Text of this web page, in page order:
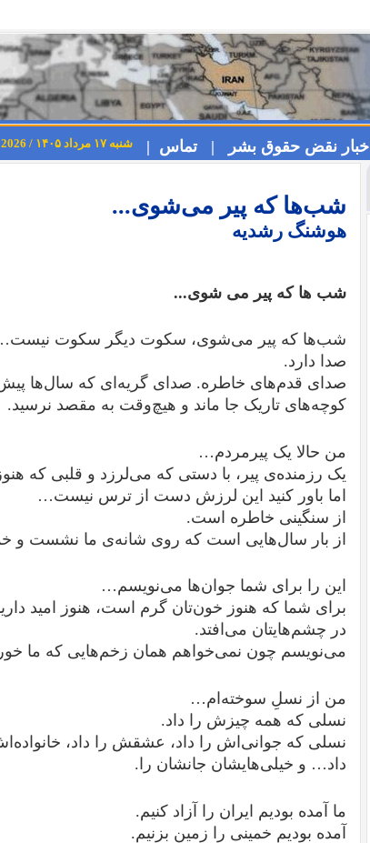
اخبار نقض حقوق بشر | تماس | شنبه ۱۷ مرداد ۱۴۰۵ / Saturday 8th August 2026
شب‌ها که پیر می‌شوی...
هوشنگ رشدیه
شب ها که پیر می شوی...
شب‌ها که پیر می‌شوی، سکوت دیگر سکوت
صدا دارد.
صدای قدم‌های خاطره. صدای گریه‌ای که سال‌ها
کوچه‌های تاریک جا ماند و هیچ‌وقت به مقصد نرسید.
من حالا یک پیرمردم…
یک رزمنده‌ی پیر، با دستی که می‌لرزد و قلبی که
اما باور کنید این لرزش دست از ترس نیست…
از سنگینی خاطره است.
از بار سال‌هایی است که روی شانه‌ی ما نشست و
این را برای شما جوان‌ها می‌نویسم…
برای شما که هنوز خون‌تان گرم است، هنوز امید
در چشم‌هایتان می‌افتد.
می‌نویسم چون نمی‌خواهم همان زخم‌هایی که ما
من از نسلِ سوخته‌ام…
نسلی که همه چیزش را داد.
نسلی که جوانی‌اش را داد، عشقش را داد،
داد… و خیلی‌هایشان جانشان را.
ما آمده بودیم ایران را آزاد کنیم.
آمده بودیم خمینی را زمین بزنیم.